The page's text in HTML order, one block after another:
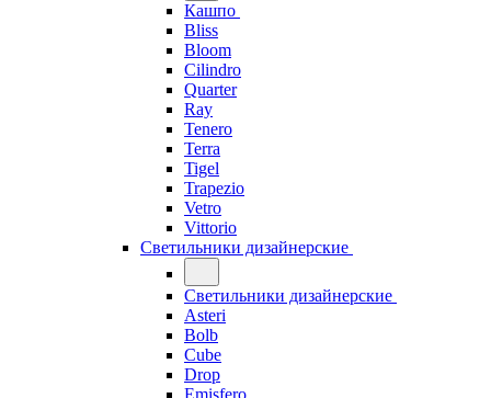
Кашпо
Bliss
Bloom
Cilindro
Quarter
Ray
Tenero
Terra
Tigel
Trapezio
Vetro
Vittorio
Светильники дизайнерские
Светильники дизайнерские
Asteri
Bolb
Cube
Drop
Emisfero